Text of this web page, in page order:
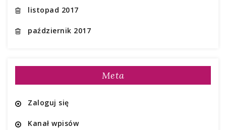
listopad 2017
październik 2017
Meta
Zaloguj się
Kanał wpisów